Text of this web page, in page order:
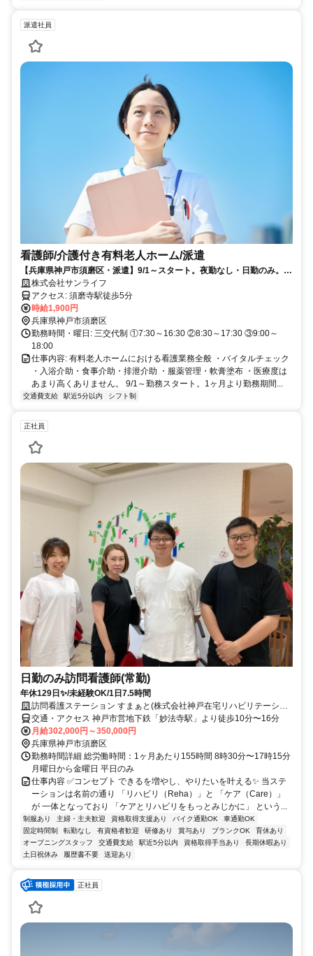
派遣社員
看護師/介護付き有料老人ホーム/派遣
【兵庫県神戸市須磨区・派遣】9/1～スタート。夜勤なし・日勤のみ。介
護施設未経験の方も歓迎。時給1900円◎有料老人ホームの派遣看護師募
集です。
株式会社サンライフ
アクセス: 須磨寺駅徒歩5分
時給1,900円
兵庫県神戸市須磨区
勤務時間・曜日: 三交代制 ①7:30～16:30 ②8:30～17:30 ③9:00～
18:00
仕事内容: 有料老人ホームにおける看護業務全般 ・バイタルチェック
・入浴介助・食事介助・排泄介助 ・服薬管理・軟膏塗布 ・医療度は
あまり高くありません。 9/1～勤務スタート。1ヶ月より勤務期間...
交通費支給 駅近5分以内 シフト制
正社員
日勤のみ訪問看護師(常勤)
年休129日✨/未経験OK/1日7.5時間
訪問看護ステーション すまぁと(株式会社神戸在宅リハビリテーショ
ン事業団)
交通・アクセス 神戸市営地下鉄「妙法寺駅」より徒歩10分〜16分
月給302,000円～350,000円
兵庫県神戸市須磨区
勤務時間詳細 総労働時間：1ヶ月あたり155時間 8時30分〜17時15分
月曜日から金曜日 平日のみ
仕事内容 ✅コンセプト できるを増やし、やりたいを叶える✨ 当ステ
ーションは名前の通り 「リハビリ（Reha）」と 「ケア（Care）」
が 一体となっており 「ケアとリハビリをもっとみじかに」 という...
制服あり 主婦・主夫歓迎 資格取得支援あり バイク通勤OK
車通勤OK
固定時間制
転勤なし 有資格者歓迎 研修あり 賞与あり ブランクOK
育休あり
オープニングスタッフ
交通費支給 駅近5分以内 資格取得手当あり
長期休暇あり
土日祝休み
履歴書不要 送迎あり
正社員